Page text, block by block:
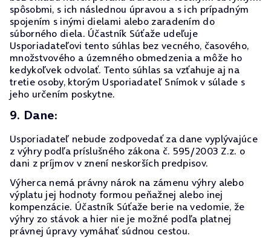
spôsobmi, s ich následnou úpravou a s ich prípadným
spojením s inými dielami alebo zaradením do
súborného diela. Účastník Súťaže udeľuje
Usporiadateľovi tento súhlas bez vecného, časového,
množstvového a územného obmedzenia a môže ho
kedykoľvek odvolať. Tento súhlas sa vzťahuje aj na
tretie osoby, ktorým Usporiadateľ Snímok v súlade s
jeho určením poskytne.
9. Dane:
Usporiadateľ nebude zodpovedať za dane vyplývajúce
z výhry podľa príslušného zákona č. 595/2003 Z.z. o
dani z príjmov v znení neskorších predpisov.
Výherca nemá právny nárok na zámenu výhry alebo
výplatu jej hodnoty formou peňažnej alebo inej
kompenzácie. Účastník Súťaže berie na vedomie, že
výhry zo stávok a hier nie je možné podľa platnej
právnej úpravy vymáhať súdnou cestou.